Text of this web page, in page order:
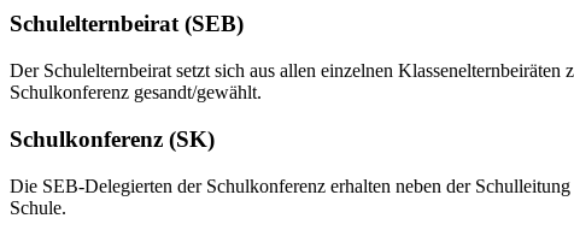
Schulelternbeirat (SEB)
Der Schulelternbeirat setzt sich aus allen einzelnen
Schulkonferenz gesandt/gewählt.
Schulkonferenz (SK)
Die SEB-Delegierten der Schulkonferenz erhalten neben der
Schule.